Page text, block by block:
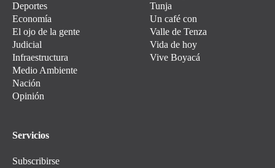
Deportes
Economía
El ojo de la gente
Judicial
Infraestructura
Medio Ambiente
Nación
Opinión
Tunja
Un café con
Valle de Tenza
Vida de hoy
Vive Boyacá
Servicios
Subscribirse